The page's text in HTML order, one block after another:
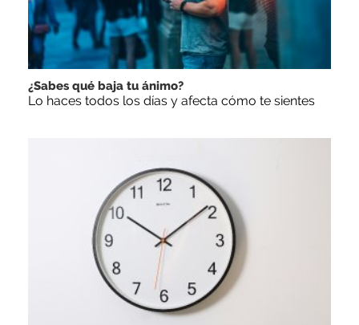
¿Sabes qué baja tu ánimo?
Lo haces todos los días y afecta cómo te sientes